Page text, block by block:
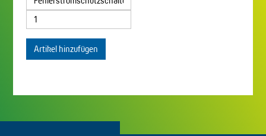
Artikel hinzufügen